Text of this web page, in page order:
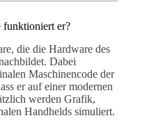
er?
die die Hardware des
Dabei
Maschinencode der
er auf einer modernen
werden Grafik,
Handhelds simuliert.